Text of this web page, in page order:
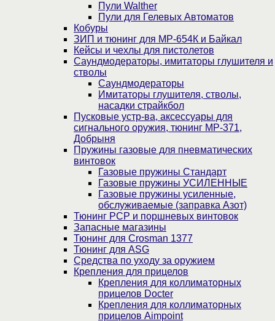
Пули Walther
Пули для Гелевых Автоматов
Кобуры
ЗИП и тюнинг для МР-654К и Байкал
Кейсы и чехлы для пистолетов
Саундмодераторы, имитаторы глушителя и
стволы
Саундмодераторы
Имитаторы глушителя, стволы,
насадки страйкбол
Пусковые устр-ва, аксессуары для
сигнального оружия, тюнинг МР-371,
Добрыня
Пружины газовые для пневматических
винтовок
Газовые пружины Стандарт
Газовые пружины УСИЛЕННЫЕ
Газовые пружины усиленные,
обслуживаемые (заправка Азот)
Тюнинг PCP и поршневых винтовок
Запасные магазины
Тюнинг для Crosman 1377
Тюнинг для ASG
Средства по уходу за оружием
Крепления для прицелов
Крепления для коллиматорных
прицелов Docter
Крепления для коллиматорных
прицелов Aimpoint